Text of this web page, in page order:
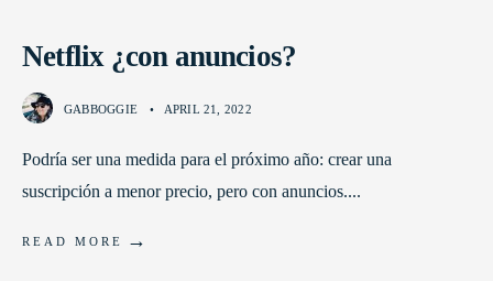
Netflix ¿con anuncios?
GABBOGGIE • APRIL 21, 2022
Podría ser una medida para el próximo año: crear una
suscripción a menor precio, pero con anuncios....
READ MORE →